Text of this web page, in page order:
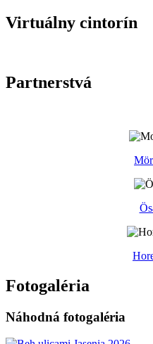
Virtuálny cintorín
Partnerstvá
Fotogaléria
Náhodná fotogaléria